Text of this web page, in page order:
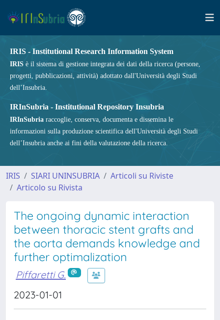
IRIS - Institutional Research Information System
IRIS è il sistema di gestione integrata dei dati della ricerca (persone,
progetti, pubblicazioni, attività) adottato dall'Università degli Studi
dell’Insubria.
IRInSubria - Institutional Repository Insubria
IRInSubria raccoglie, conserva, documenta e dissemina le
informazioni sulla produzione scientifica dell'Università degli Studi
dell’Insubria anche ai fini della valutazione della ricerca.
IRIS SIARI UNINSUBRIA
Articoli su Riviste
Articolo su Rivista
The ongoing dynamic interaction
between thoracic stent grafts and
the aorta demands knowledge and
further optimalization
Piffaretti G.
2023-01-01